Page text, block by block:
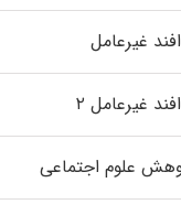
غیرعامل
غیرعامل ۲
علوم اجتماعی